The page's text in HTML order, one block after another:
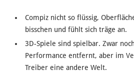
Compiz nicht so flüssig,
bisschen und fühlt sich träge an.
3D-Spiele sind spielbar. Zwar
Performance entfernt, aber im
Treiber eine andere Welt.